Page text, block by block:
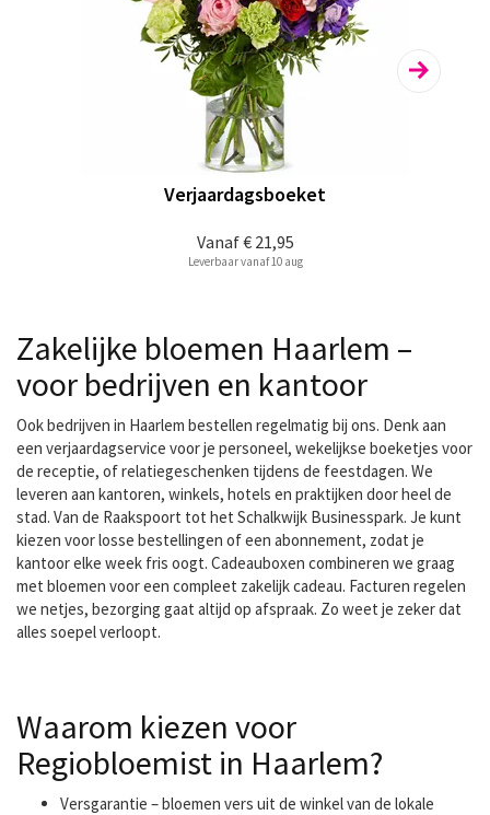
Vanaf€ 21,95
Verjaardagsboeket
Leverbaar vanaf 10 aug
Zakelijke bloemen Haarlem –
voor bedrijven en kantoor
Ook bedrijven in Haarlem bestellen regelmatig bij ons. Denk aan
een verjaardagservice voor je personeel, wekelijkse boeketjes voor
de receptie, of relatiegeschenken tijdens de feestdagen. We
leveren aan kantoren, winkels, hotels en praktijken door heel de
stad. Van de Raakspoort tot het Schalkwijk Businesspark. Je kunt
kiezen voor losse bestellingen of een abonnement, zodat je
kantoor elke week fris oogt. Cadeauboxen combineren we graag
met bloemen voor een compleet zakelijk cadeau. Facturen regelen
we netjes, bezorging gaat altijd op afspraak. Zo weet je zeker dat
alles soepel verloopt.
Waarom kiezen voor
Regiobloemist in Haarlem?
Versgarantie – bloemen vers uit de winkel van de lokale